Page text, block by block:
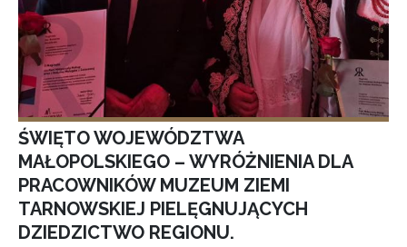
ŚWIĘTO WOJEWÓDZTWA
MAŁOPOLSKIEGO – WYRÓŻNIENIA DLA
PRACOWNIKÓW MUZEUM ZIEMI
TARNOWSKIEJ PIELĘGNUJĄCYCH
DZIEDZICTWO REGIONU.